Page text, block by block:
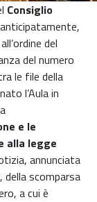
Consiglio
del
del numero
le file della
l’Aula in
e le
alla legge
annunciata
della scomparsa
a cui è